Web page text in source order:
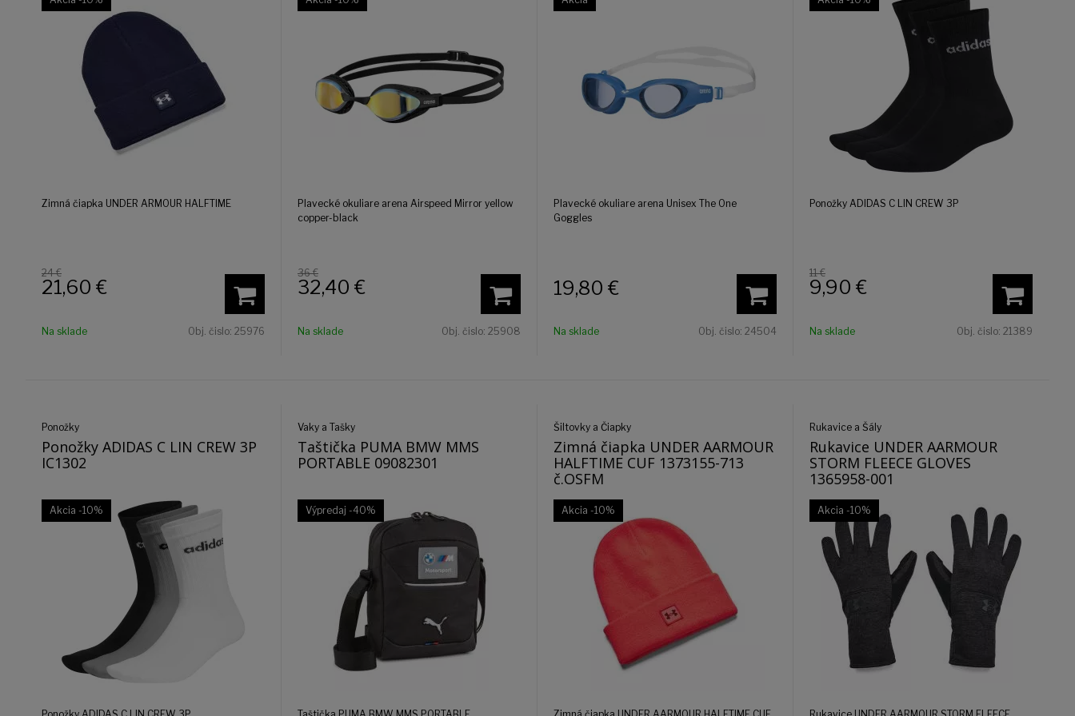
Zimná čiapka UNDER ARMOUR HALFTIME
24 €
21,60 €
Na sklade Obj. čislo: 25976
Plavecké okuliare arena Airspeed Mirror yellow
copper-black
36 €
32,40 €
Na sklade Obj. čislo: 25908
Plavecké okuliare arena Unisex The One
Goggles
19,80 €
Na sklade Obj. čislo: 24504
Ponožky ADIDAS C LIN CREW 3P
11 €
9,90 €
Na sklade Obj. čislo: 21389
Ponožky
Ponožky ADIDAS C LIN CREW 3P
IC1302
Akcia -10%
Vaky a Tašky
Taštička PUMA BMW MMS
PORTABLE 09082301
Výpredaj -40%
Šiltovky a Čiapky
Zimná čiapka UNDER AARMOUR
HALFTIME CUF 1373155-713
č.OSFM
Akcia -10%
Rukavice a Šály
Rukavice UNDER AARMOUR
STORM FLEECE GLOVES
1365958-001
Akcia -10%